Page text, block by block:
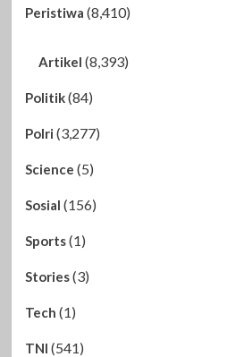
Peristiwa (8,410)
Artikel (8,393)
Politik(84)
Polri (3,277)
Science (5)
Sosial (156)
Sports(1)
Stories(3)
Tech (1)
TNI (541)